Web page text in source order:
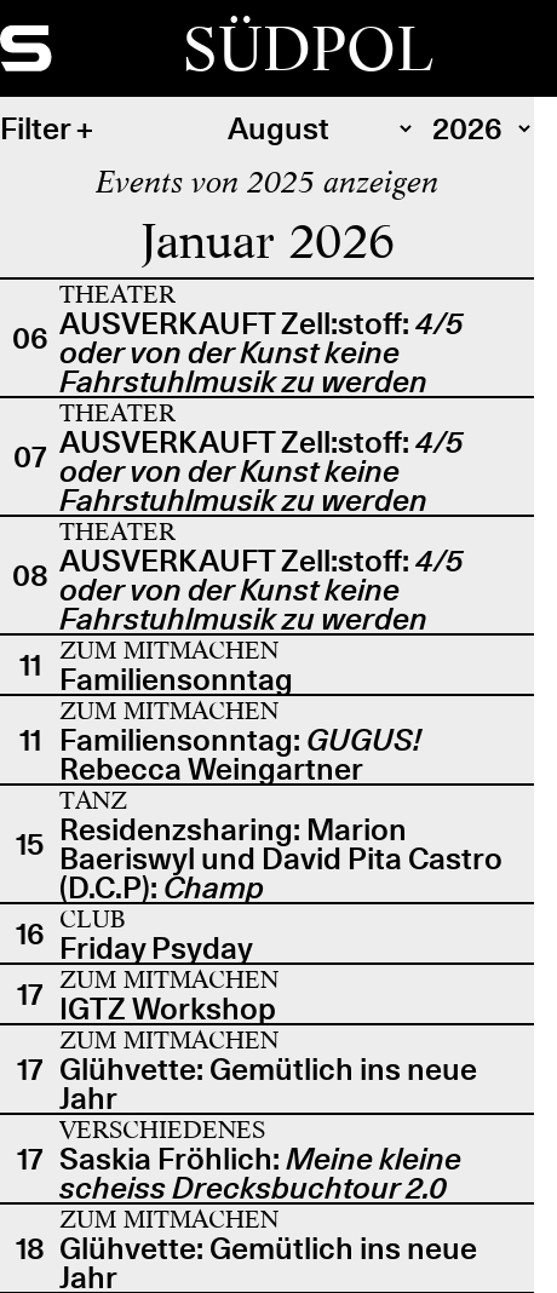
SÜDPOL
Filter
Events von 2025 anzeigen
Januar 2026
06
THEATER
AUSVERKAUFT Zell:stoff: 4/5
oder von der Kunst keine
Fahrstuhlmusik zu werden
07
THEATER
AUSVERKAUFT Zell:stoff: 4/5
oder von der Kunst keine
Fahrstuhlmusik zu werden
08
THEATER
AUSVERKAUFT Zell:stoff: 4/5
oder von der Kunst keine
Fahrstuhlmusik zu werden
11
ZUM MITMACHEN
Familiensonntag
11
ZUM MITMACHEN
Familiensonntag: GUGUS!
Rebecca Weingartner
15
TANZ
Residenzsharing: Marion
Baeriswyl und David Pita Castro
(D.C.P): Champ
16 CLUB
Friday Psyday
17 ZUM MITMACHEN
IGTZ Workshop
17
ZUM MITMACHEN
Glühvette: Gemütlich ins neue
Jahr
17
VERSCHIEDENES
Saskia Fröhlich: Meine kleine
scheiss Drecksbuchtour 2.0
18
ZUM MITMACHEN
Glühvette: Gemütlich ins neue
Jahr